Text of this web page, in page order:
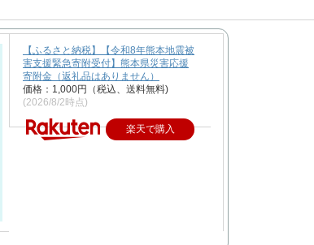
【ふるさと納税】【令和8年熊本地震被
害支援緊急寄附受付】熊本県災害応援
寄附金（返礼品はありません）
価格：1,000円（税込、送料無料)
(2026/8/2時点)
楽天で購入